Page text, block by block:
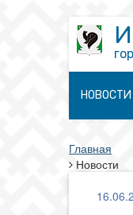
НОВОСТИ
Главная
Новости